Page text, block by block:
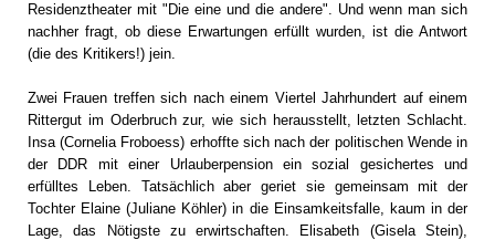
Residenztheater mit "Die eine und die andere". Und wenn man sich
nachher fragt, ob diese Erwartungen erfüllt wurden, ist die Antwort
(die des Kritikers!) jein.
Zwei Frauen treffen sich nach einem Viertel Jahrhundert auf einem
Rittergut im Oderbruch zur, wie sich herausstellt, letzten Schlacht.
Insa (Cornelia Froboess) erhoffte sich nach der politischen Wende in
der DDR mit einer Urlauberpension ein sozial gesichertes und
erfülltes Leben. Tatsächlich aber geriet sie gemeinsam mit der
Tochter Elaine (Juliane Köhler) in die Einsamkeitsfalle, kaum in der
Lage, das Nötigste zu erwirtschaften. Elisabeth (Gisela Stein),